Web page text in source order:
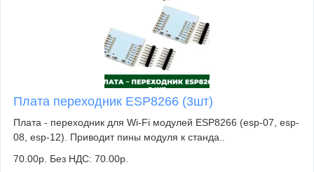
Плата переходник ESP8266 (3шт)
Плата - переходник для Wi-Fi модулей ESP8266 (esp-07, esp-
08, esp-12). Приводит пины модуля к станда..
70.00р. Без НДС: 70.00р.